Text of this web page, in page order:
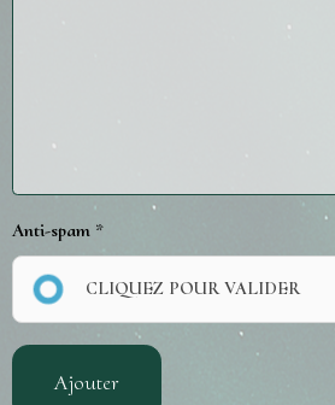
Anti-spam
CLIQUEZ POUR VALIDER
Ajouter